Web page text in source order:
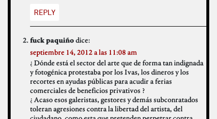
REPLY
fuck paquiñodice:
septiembre 14, 2012 a las 11:08 am
¿ Dónde está el sector del arte que de forma tan indignada
y fotogénica protestaba por los Ivas, los dineros y los
recortes en ayudas públicas para acudir a ferias
comerciales de beneficios privativos ?
¿ Acaso esos galeristas, gestores y demás subconratados
toleran agresiones contra la libertad del artista, del